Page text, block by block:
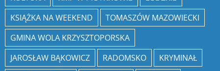
KSIĄŻKA NA WEEKEND
TOMASZÓW MAZOWIECKI
GMINA WOLA KRZYSZTOPORSKA
JAROSŁAW BĄKOWICZ
RADOMSKO
KRYMINAŁ